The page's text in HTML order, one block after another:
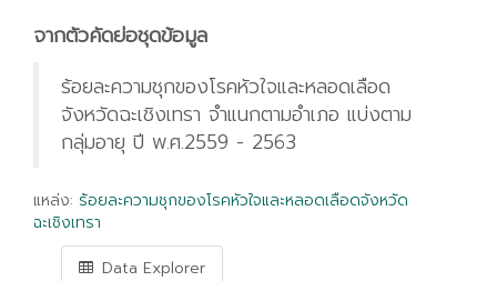
จากตัวคัดย่อชุดข้อมูล
ร้อยละความชุกของโรคหัวใจและหลอดเลือด
จังหวัดฉะเชิงเทรา จำแนกตามอำเภอ แบ่งตาม
กลุ่มอายุ ปี พ.ศ.2559 - 2563
แหล่ง: ร้อยละความชุกของโรคหัวใจและหลอดเลือดจังหวัด
ฉะเชิงเทรา
Data Explorer